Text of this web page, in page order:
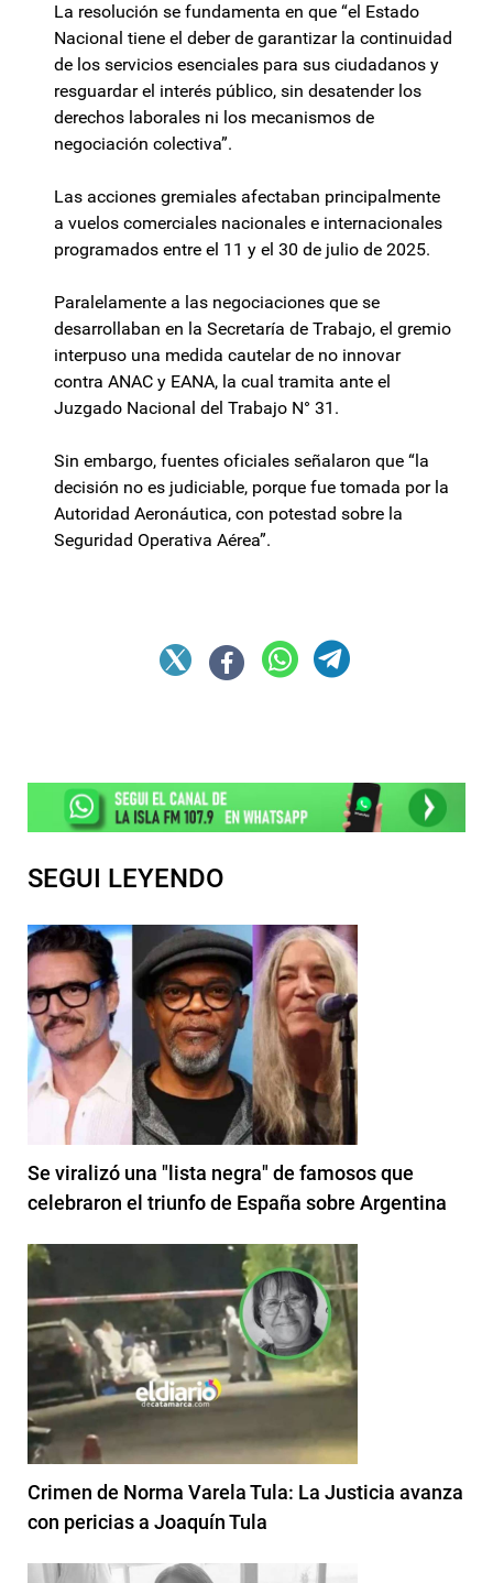
La resolución se fundamenta en que “el Estado
Nacional tiene el deber de garantizar la continuidad
de los servicios esenciales para sus ciudadanos y
resguardar el interés público, sin desatender los
derechos laborales ni los mecanismos de
negociación colectiva”.
Las acciones gremiales afectaban principalmente
a vuelos comerciales nacionales e internacionales
programados entre el 11 y el 30 de julio de 2025.
Paralelamente a las negociaciones que se
desarrollaban en la Secretaría de Trabajo, el gremio
interpuso una medida cautelar de no innovar
contra ANAC y EANA, la cual tramita ante el
Juzgado Nacional del Trabajo N° 31.
Sin embargo, fuentes oficiales señalaron que “la
decisión no es judiciable, porque fue tomada por la
Autoridad Aeronáutica, con potestad sobre la
Seguridad Operativa Aérea”.
SEGUI LEYENDO
Se viralizó una "lista negra" de famosos que
celebraron el triunfo de España sobre Argentina
Crimen de Norma Varela Tula: La Justicia avanza
con pericias a Joaquín Tula